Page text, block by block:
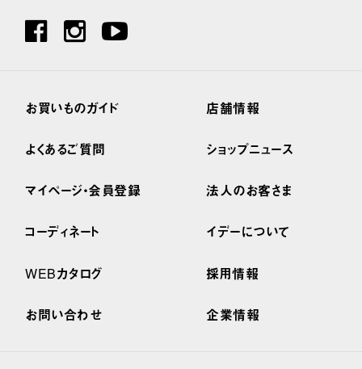
お買いものガイド
よくあるご質問
マイページ・会員登録
コーディネート
WEBカタログ
お問い合わせ
店舗情報
ショップニュース
法人のお客さま
イデーについて
採用情報
企業情報